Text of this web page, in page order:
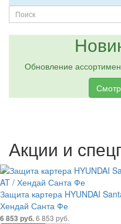
Обновление
Акции и
Защита картера HYUNDAI
Хендай Санта Фе
6 853 руб.6 853 руб.